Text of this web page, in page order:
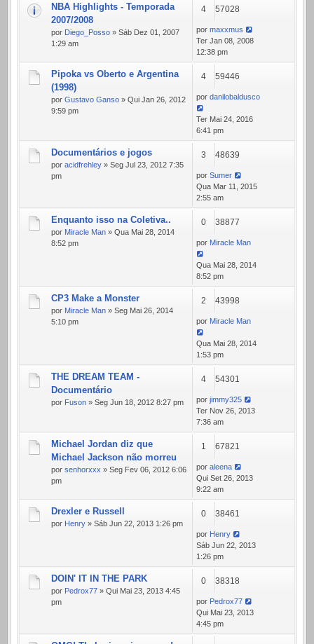
NBA Highlights - Temporada
2007/2008
por Diego_Posso » Sáb Dez 01, 2007
1:29 am
4 57028
por maxxmus
Ter Jan 08, 2008
12:38 pm
Pipoka vs Oberto e Argentina
(1998)
por Gustavo Ganso » Qui Jan 26, 2012
9:59 pm
4 59446
por danilobaldusco
Ter Mai 24, 2016
6:41 pm
Documentários e jogos
por acidfrehley » Seg Jul 23, 2012 7:35
pm
3 48639
por Sumer
Qua Mar 11, 2015
2:55 am
Enquanto isso na Coletiva..
por Miracle Man » Qua Mai 28, 2014
8:52 pm
0 38877
por Miracle Man
Qua Mai 28, 2014
8:52 pm
CP3 Make a Monster
por Miracle Man » Seg Mai 26, 2014
5:10 pm
2 43998
por Miracle Man
Qua Mai 28, 2014
1:53 pm
THE DREAM TEAM -
Documentário
por Fuson » Seg Jun 18, 2012 8:27 pm
4 54301
por jimmy325
Ter Nov 26, 2013
7:36 am
Michael Jordan diz que
Michael Jackson não morreu
por senhorxxx » Seg Fev 06, 2012 6:06
pm
1 67821
por aleena
Qui Set 26, 2013
9:22 am
Drexler e Russell
por Henry » Sáb Jun 22, 2013 1:26 pm
0 38461
por Henry
Sáb Jun 22, 2013
1:26 pm
DOIN' IT IN THE PARK
por Pedrox77 » Qui Mai 23, 2013 4:45
pm
0 38318
por Pedrox77
Qui Mai 23, 2013
4:45 pm